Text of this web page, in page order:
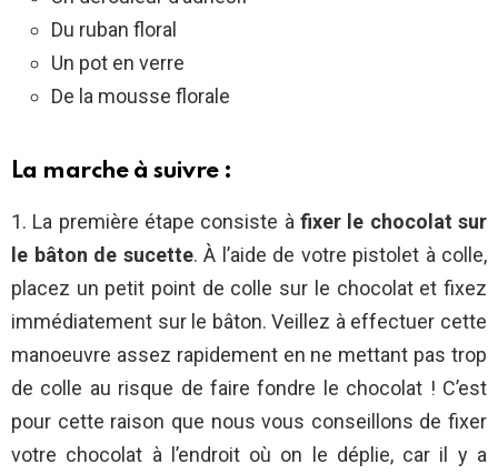
Du ruban floral
Un pot en verre
De la mousse florale
La marche à suivre :
1. La première étape consiste à fixer le chocolat sur
le bâton de sucette. À l’aide de votre pistolet à colle,
placez un petit point de colle sur le chocolat et fixez
immédiatement sur le bâton. Veillez à effectuer cette
manoeuvre assez rapidement en ne mettant pas trop
de colle au risque de faire fondre le chocolat ! C’est
pour cette raison que nous vous conseillons de fixer
votre chocolat à l’endroit où on le déplie, car il y a